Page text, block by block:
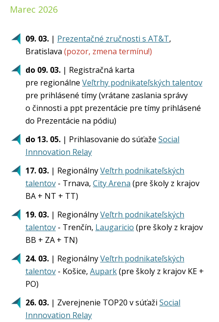
Marec 2026
09. 03. | Prezentačné zručnosti s AT&T,
Bratislava (pozor, zmena termínu!)
do 09. 03. | Registračná karta
pre regionálne Veľtrhy podnikateľských talentov
pre prihlásené tímy (vrátane zaslania správy
o činnosti a ppt prezentácie pre tímy prihlásené
do Prezentácie na pódiu)
do 13. 05. | Prihlasovanie do súťaže Social
Innnovation Relay
17. 03. | RegionálnyVeľtrh podnikateľských
talentov - Trnava, City Arena (pre školy z krajov
BA + NT + TT)
19. 03. | RegionálnyVeľtrh podnikateľských
talentov - Trenčín, Laugaricio (pre školy z krajov
BB + ZA + TN)
24. 03. | RegionálnyVeľtrh podnikateľských
talentov - Košice, Aupark(pre školy z krajov KE +
PO)
26. 03. | Zverejnenie TOP20 v súťaži Social
Innnovation Relay